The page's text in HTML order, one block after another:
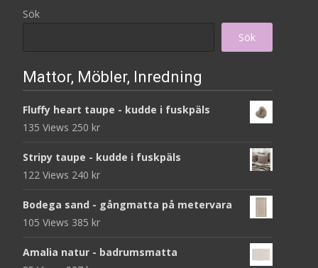
Sök
Sök
Mattor, Möbler, Inredning
Fluffy heart taupe - kudde i fuskpäls
135 Views 250 kr
Stripy taupe - kudde i fuskpäls
122 Views 240 kr
Bodega sand - gångmatta på metervara
105 Views 385 kr
Amalia natur - badrumsmatta